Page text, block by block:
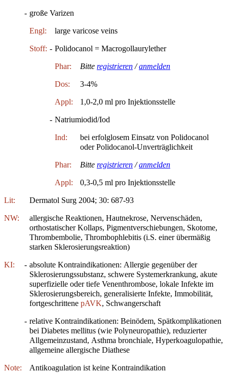
- große Varizen
Engl: large varicose veins
Stoff: - Polidocanol = Macrogollaurylether
Phar: Bitte registrieren /anmelden
Dos: 3-4%
Appl: 1,0-2,0 ml pro Injektionsstelle
- Natriumiodid/Iod
Ind:
bei erfolglosem Einsatz von Polidocanol
oder Polidocanol-Unverträglichkeit
Phar: Bitte registrieren /anmelden
Appl: 0,3-0,5 ml pro Injektionsstelle
Lit: Dermatol Surg 2004; 30: 687-93
NW:
allergische Reaktionen, Hautnekrose, Nervenschäden,
orthostatischer Kollaps, Pigmentverschiebungen, Skotome,
Thrombembolie, Thrombophlebitis (i.S. einer übermäßig
starken Sklerosierungsreaktion)
KI: - absolute Kontraindikationen: Allergie gegenüber der
Sklerosierungssubstanz, schwere Systemerkrankung, akute
superfizielle oder tiefe Venenthrombose, lokale Infekte im
Sklerosierungsbereich, generalisierte Infekte, Immobilität,
fortgeschrittene pAVK, Schwangerschaft
- relative Kontraindikationen: Beinödem, Spätkomplikationen
bei Diabetes mellitus (wie Polyneuropathie), reduzierter
Allgemeinzustand, Asthma bronchiale, Hyperkoagulopathie,
allgemeine allergische Diathese
Note: Antikoagulation ist keine Kontraindikation